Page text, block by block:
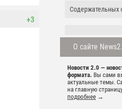
Содержательных
О сайте
Новости 2.0 —
формата. Вы сами
актуальные темы.
на главную
подробнее →
+3